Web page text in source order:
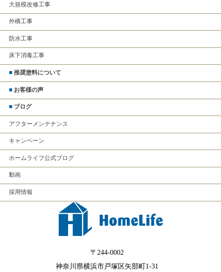
大規模改修工事
外構工事
防水工事
床下消毒工事
■ 推奨塗料について
■ お客様の声
■ ブログ
アフターメンテナンス
キャンペーン
ホームライフ公式ブログ
動画
採用情報
〒244-0002
神奈川県横浜市戸塚区矢部町1-31